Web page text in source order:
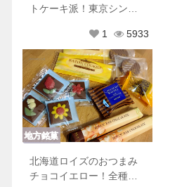
トケーキ派！東京シンプ
1
5933
地方銘菓
北海道ロイズのおつまみ
チョコイエロー！全種類